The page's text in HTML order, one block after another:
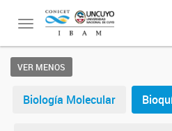
Toggle
navigation
VER MENOS
Biología Molecular